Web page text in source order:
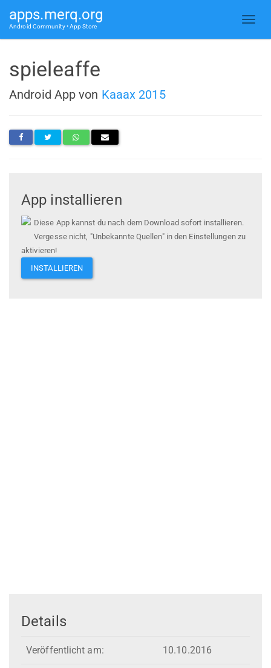
apps.merq.org
Android Community • App Store
spieleaffe
Android App von Kaaax 2015
App installieren
Diese App kannst du nach dem Download sofort installieren.
Vergesse nicht, "Unbekannte Quellen" in den Einstellungen zu
aktivieren!
INSTALLIEREN
Details
Veröffentlicht am: 10.10.2016